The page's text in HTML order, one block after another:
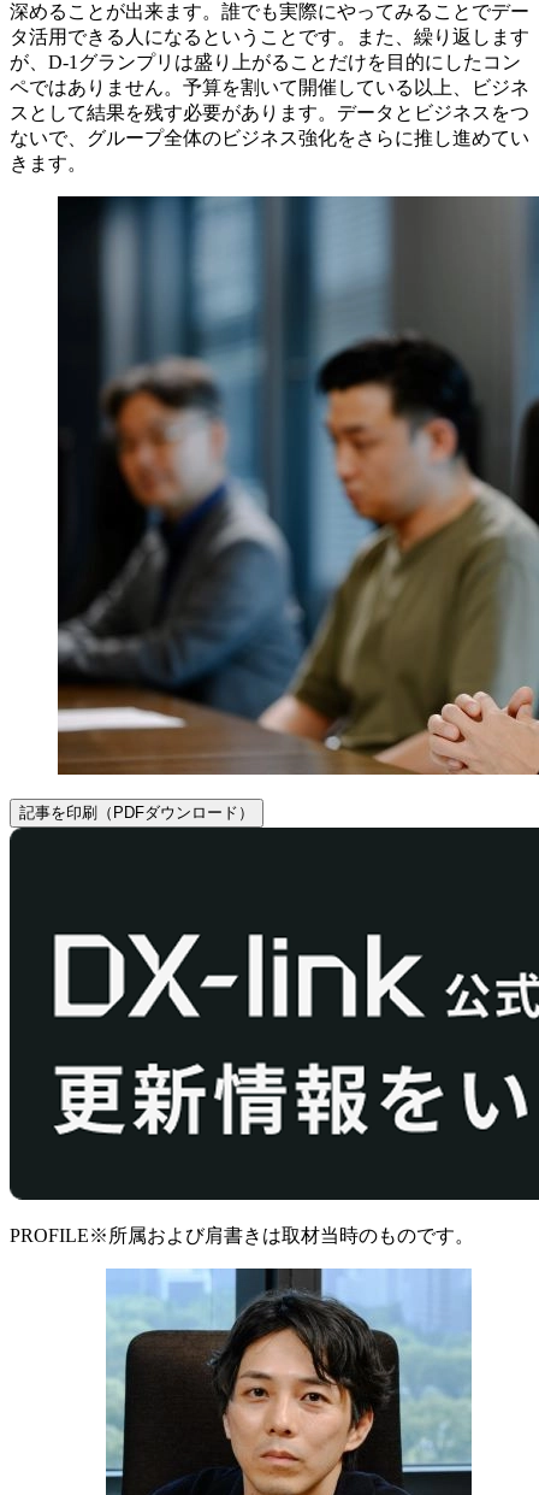
深めることが出来ます。誰でも実際にやってみることでデー
タ活用できる人になるということです。また、繰り返します
が、D-1グランプリは盛り上がることだけを目的にしたコン
ペではありません。予算を割いて開催している以上、ビジネ
スとして結果を残す必要があります。データとビジネスをつ
ないで、グループ全体のビジネス強化をさらに推し進めてい
きます。
記事を印刷（PDFダウンロード）
PROFILE※所属および肩書きは取材当時のものです。